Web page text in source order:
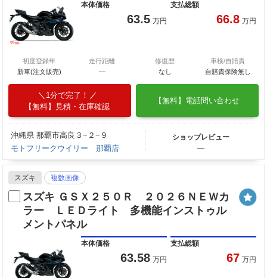
本体価格
63.5 万円
支払総額
66.8 万円
初度登録年
新車(注文販売)
走行距離
―
修復歴
なし
車検/自賠責
自賠責保険無し
1分で完了！
【無料】見積・在庫確認
【無料】電話問い合わせ
沖縄県 那覇市高良３−２−９
モトフリークウイリー 那覇店
ショップレビュー
―
スズキ 複数画像
スズキ ＧＳＸ２５０Ｒ ２０２６ＮＥＷカ
ラー ＬＥＤライト 多機能インストゥル
メントパネル
本体価格
63.58 万円
支払総額
67 万円